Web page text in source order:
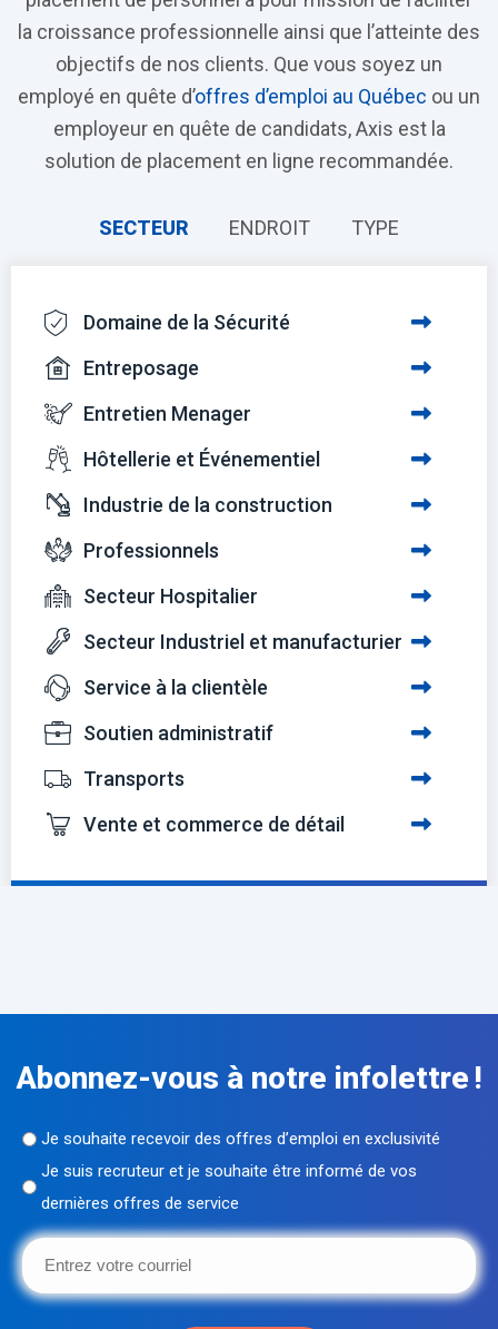
la croissance professionnelle ainsi que l’atteinte des
objectifs de nos clients. Que vous soyez un
employé en quête d’offres d’emploi au Québec ou un
employeur en quête de candidats, Axis est la
solution de placement en ligne recommandée.
SECTEUR ENDROIT TYPE
Domaine de la Sécurité
Entreposage
Entretien Menager
Hôtellerie et Événementiel
Industrie de la construction
Professionnels
Secteur Hospitalier
Secteur Industriel et manufacturier
Service à la clientèle
Soutien administratif
Transports
Vente et commerce de détail
Abonnez-vous à notre infolettre !
Sans
titre
(Nécessaire)
Je souhaite recevoir des offres d’emploi en exclusivité
Je suis recruteur et je souhaite être informé de vos
dernières offres de service
Entrez
votre